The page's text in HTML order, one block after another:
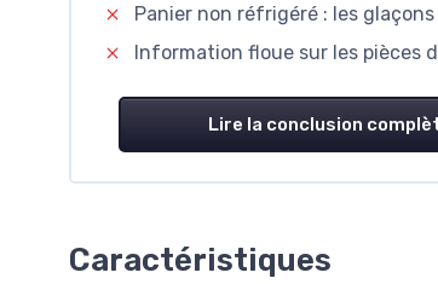
Panier non réfrigéré : les
Information floue sur les pièces
Lire la conclusion
Caractéristiques